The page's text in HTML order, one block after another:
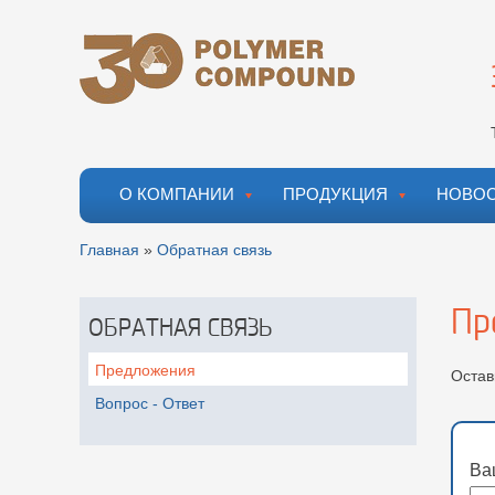
основному
содержанию
О КОМПАНИИ ПРОДУКЦИЯ
Вы здесь
Главная » Обратная связь
ОБРАТНАЯ СВЯЗЬ
Предложения
Вопрос - Ответ